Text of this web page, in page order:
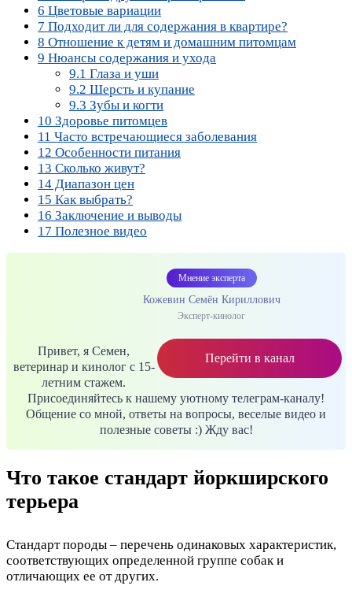
6 Цветовые вариации
7 Подходит ли для содержания в квартире?
8 Отношение к детям и домашним питомцам
9 Нюансы содержания и ухода
9.1 Глаза и уши
9.2 Шерсть и купание
9.3 Зубы и когти
10 Здоровье питомцев
11 Часто встречающиеся заболевания
12 Особенности питания
13 Сколько живут?
14 Диапазон цен
15 Как выбрать?
16 Заключение и выводы
17 Полезное видео
Мнение эксперта
Кожевин Семён Кириллович
Эксперт-кинолог
Перейти в канал
Привет, я Семен,
ветеринар и кинолог с 15-
летним стажем.
Присоединяйтесь к нашему уютному телеграм-каналу!
Общение со мной, ответы на вопросы, веселые видео и
полезные советы :) Жду вас!
Что такое стандарт йоркширского
терьера
Стандарт породы – перечень одинаковых характеристик,
соответствующих определенной группе собак и
отличающих ее от других.